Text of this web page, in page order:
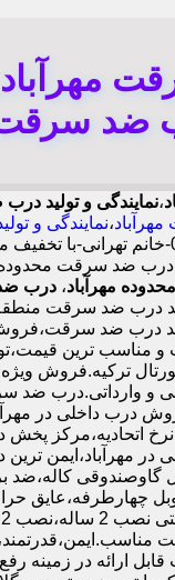
ضد سرقت
،نمایندگی و تولید
،نمایندگی و
،09192211934-خانم تهرانی-با
ضد سرقت محدوده
مهرآباد، درب
درب ضد سرقت
درب ضد
مناسب ترین
ترکیه.فروش
و وارداتی.درب
داخلی در
نرخ اتحادیه،مرکز
در مهرآباد،ایمن
چهارطرفه،عایق
ارائه در زمینه